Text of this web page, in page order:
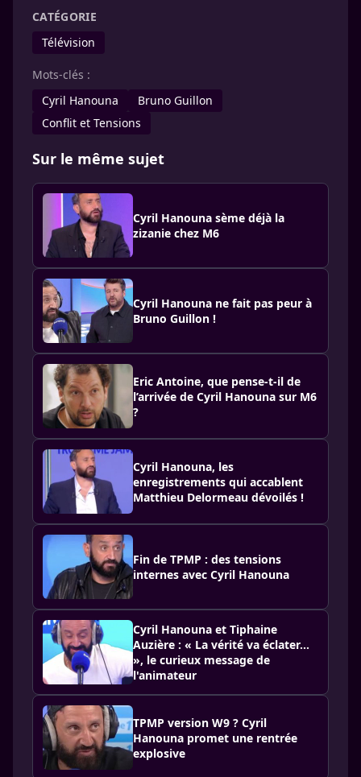
CATÉGORIE
Télévision
Mots-clés :
Cyril Hanouna
Bruno Guillon
Conflit et Tensions
Sur le même sujet
Cyril Hanouna sème déjà la
zizanie chez M6
Cyril Hanouna ne fait pas peur à
Bruno Guillon !
Eric Antoine, que pense-t-il de
l’arrivée de Cyril Hanouna sur M6
?
Cyril Hanouna, les
enregistrements qui accablent
Matthieu Delormeau dévoilés !
Fin de TPMP : des tensions
internes avec Cyril Hanouna
Cyril Hanouna et Tiphaine
Auzière : « La vérité va éclater…
», le curieux message de
l'animateur
TPMP version W9 ? Cyril
Hanouna promet une rentrée
explosive